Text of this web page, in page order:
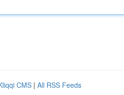
CMS | All RSS Feeds